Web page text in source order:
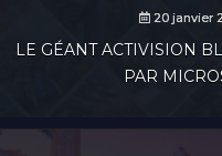
20 janvier
LE GÉANT ACTIVISION
PAR